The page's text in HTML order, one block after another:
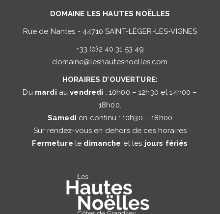
DOMAINE LES HAUTES NOËLLES
Rue de Nantes - 44710 SAINT-LÉGER-LES-VIGNES
+33 (0)2 40 31 53 49
domaine@leshautesnoelles.com
HORAIRES D’OUVERTURE:
Du mardi auvendredi : 10h00 – 12h30 et 14h00 –
18h00.
Samedi en continu : 10h30 – 18h00
Sur rendez-vous en dehors de ces horaires
Fermeture le dimanche et les jours fériés